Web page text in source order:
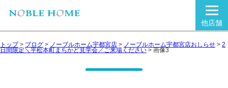
他店舗
トップ> ブログ > ノーブルホーム宇都宮店 > ノーブルホーム宇都宮店おしらせ > 2
日間限定＼平松本町まちかど見学会／ご来場ください > 画像3